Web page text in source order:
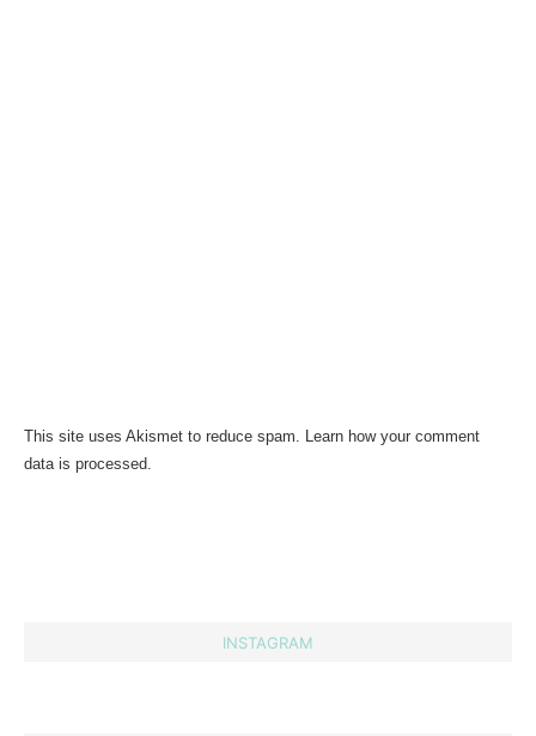
This site uses Akismet to reduce spam. Learn how your comment
data is processed.
INSTAGRAM